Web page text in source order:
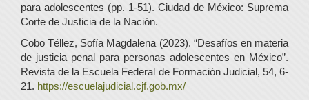
para adolescentes (pp. 1-51). Ciudad de México: Suprema
Corte de Justicia de la Nación.
Cobo Téllez, Sofía Magdalena (2023). “Desafíos en materia
de justicia penal para personas adolescentes en México”.
Revista de la Escuela Federal de Formación Judicial, 54, 6-
21. https://escuelajudicial.cjf.gob.mx/